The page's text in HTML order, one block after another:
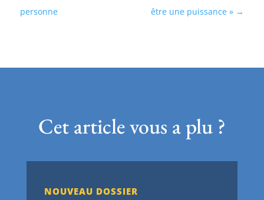
être une puissance »
personne
Cet article vous a plu ?
NOUVEAU DOSSIER